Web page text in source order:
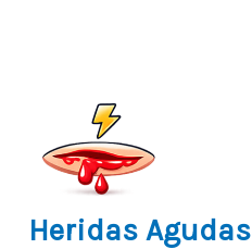
Heridas Agudas